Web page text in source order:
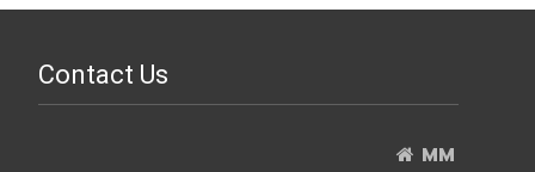
Contact Us
MM